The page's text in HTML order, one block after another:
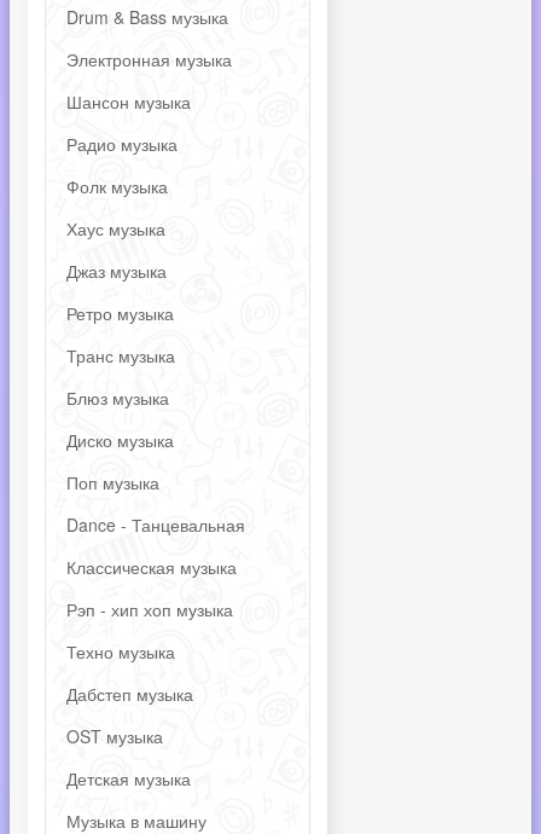
Drum & Bass музыка
Электронная музыка
Шансон музыка
Радио музыка
Фолк музыка
Хаус музыка
Джаз музыка
Ретро музыка
Транс музыка
Блюз музыка
Диско музыка
Поп музыка
Dance - Танцевальная
Классическая музыка
Рэп - хип хоп музыка
Техно музыка
Дабстеп музыка
OST музыка
Детская музыка
Музыка в машину